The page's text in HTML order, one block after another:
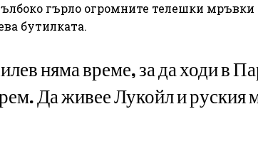
гърло огромните телешки мръвки
бутилката.
няма време, за да ходи в
Да живее Лукойл и руския